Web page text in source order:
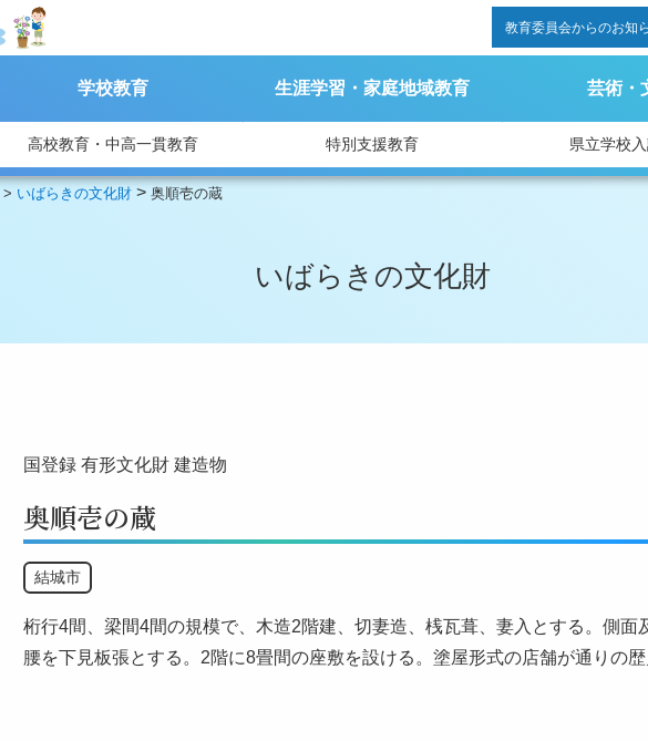
教育委員会からのお知
学校教育 生涯学習・家庭地域教育 芸術・
高校教育・中高一貫教育 特別支援教育 県立学校
> いばらきの文化財 >奥順壱の蔵
いばらきの文化財
国登録 有形文化財 建造物
奥順壱の蔵
結城市
桁行4間、梁間4間の規模で、木造2階建、切妻造、桟瓦葺、妻入とする。側面
腰を下見板張とする。2階に8畳間の座敷を設ける。塗屋形式の店舗が通りの歴